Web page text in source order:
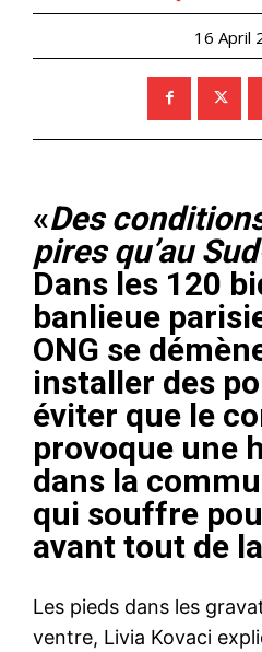
16 April
«Des
pires qu’au
Dans les 120
banlieue
ONG se
installer des
éviter que le
provoque une
dans la
qui souffre
avant tout de
Les pieds dans les
ventre, Livia Kovaci